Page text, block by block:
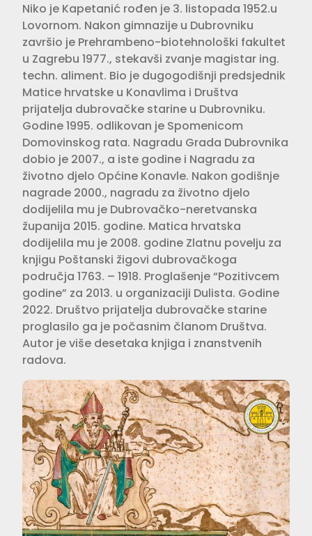
Niko je Kapetanić rođen je 3. listopada 1952.u
Lovornom. Nakon gimnazije u Dubrovniku
završio je Prehrambeno-biotehnološki fakultet
u Zagrebu 1977., stekavši zvanje magistar ing.
techn. aliment. Bio je dugogodišnji predsjednik
Matice hrvatske u Konavlima i Društva
prijatelja dubrovačke starine u Dubrovniku.
Godine 1995. odlikovan je Spomenicom
Domovinskog rata. Nagradu Grada Dubrovnika
dobio je 2007., a iste godine i Nagradu za
životno djelo Općine Konavle. Nakon godišnje
nagrade 2000., nagradu za životno djelo
dodijelila mu je Dubrovačko-neretvanska
županija 2015. godine. Matica hrvatska
dodijelila mu je 2008. godine Zlatnu povelju za
knjigu Poštanski žigovi dubrovačkoga
područja 1763. – 1918. Proglašenje “Pozitivcem
godine” za 2013. u organizaciji Dulista. Godine
2022. Društvo prijatelja dubrovačke starine
proglasilo ga je počasnim članom Društva.
Autor je više desetaka knjiga i znanstvenih
radova.